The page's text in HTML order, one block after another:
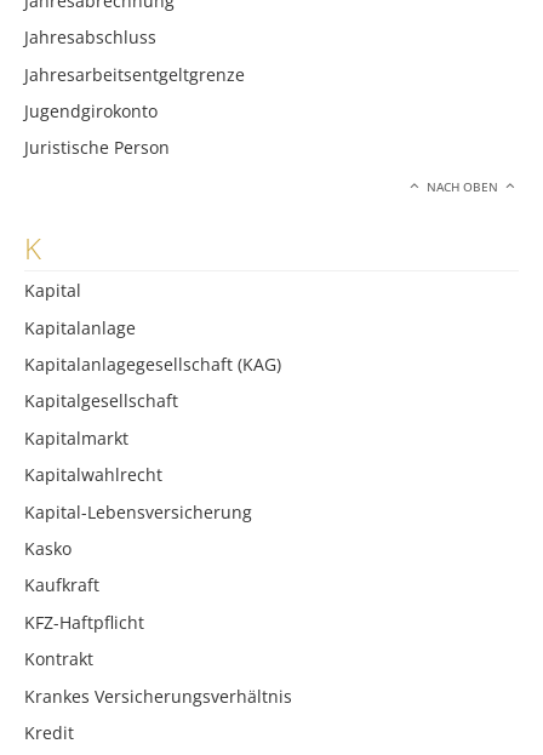
Jahresabschluss
Jahresarbeitsentgeltgrenze
Jugendgirokonto
Juristische Person
NACH OBEN
K
Kapital
Kapitalanlage
Kapitalanlagegesellschaft (KAG)
Kapitalgesellschaft
Kapitalmarkt
Kapitalwahlrecht
Kapital-Lebensversicherung
Kasko
Kaufkraft
KFZ-Haftpflicht
Kontrakt
Krankes Versicherungsverhältnis
Kredit